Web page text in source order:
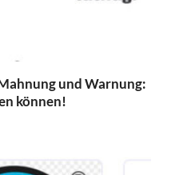
und Warnung:
können!